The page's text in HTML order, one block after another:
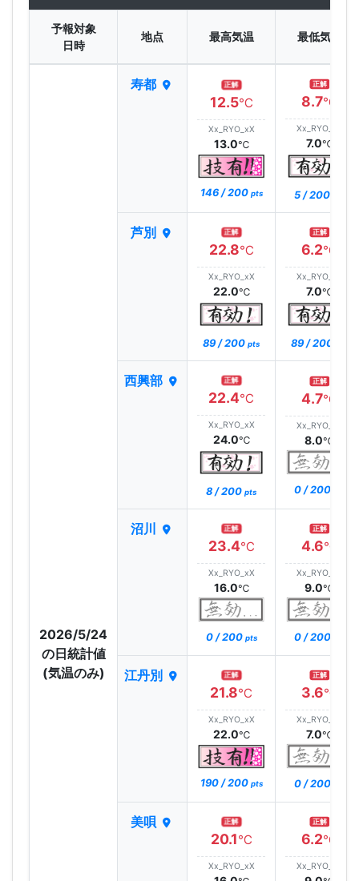
予報対象
日時
地点 最高気温 最低気温
2026/5/24
の日統計値
(気温のみ)
寿都 正解
12.5℃
Xx_RYO_xX
13.0℃
146 / 200 pts
正解
8.7℃
Xx_RYO_xX
7.0℃
5 / 200
芦別 正解
22.8℃
Xx_RYO_xX
22.0℃
89 / 200 pts
正解
6.2℃
Xx_RYO_xX
7.0℃
89 / 200
西興部 正解
22.4℃
Xx_RYO_xX
24.0℃
8 / 200 pts
正解
4.7℃
Xx_RYO_xX
8.0℃
0 / 200
沼川 正解
23.4℃
Xx_RYO_xX
16.0℃
0 / 200 pts
正解
4.6℃
Xx_RYO_xX
9.0℃
0 / 200
江丹別 正解
21.8℃
Xx_RYO_xX
22.0℃
190 / 200 pts
正解
3.6℃
Xx_RYO_xX
7.0℃
0 / 200
美唄 正解
20.1℃
Xx_RYO_xX
正解
6.2℃
Xx_RYO_xX